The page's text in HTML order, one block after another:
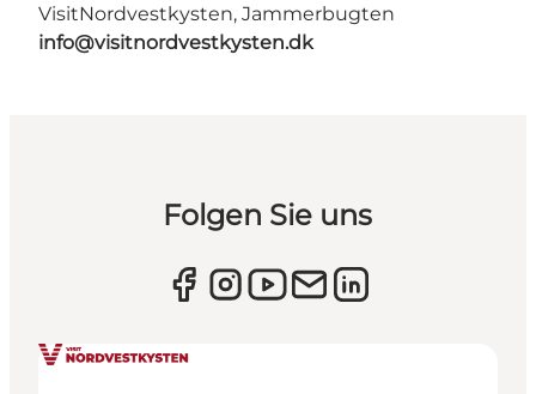
VisitNordvestkysten, Jammerbugten
info@visitnordvestkysten.dk
Folgen Sie uns